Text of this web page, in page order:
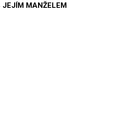
JEJÍM MANŽELEM